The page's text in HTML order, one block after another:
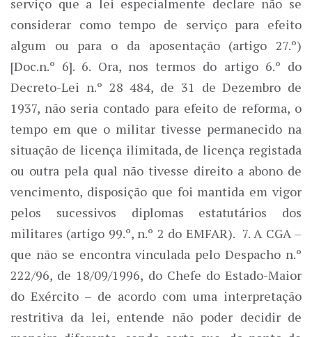
considerar como tempo de serviço para efeito
algum ou para o da aposentação (artigo 27.º)
[Doc.n.º 6]. 6. Ora, nos termos do artigo 6.º do
Decreto-Lei n.º 28 484, de 31 de Dezembro de
1937, não seria contado para efeito de reforma, o
tempo em que o militar tivesse permanecido na
situação de licença ilimitada, de licença registada
ou outra pela qual não tivesse direito a abono de
vencimento, disposição que foi mantida em vigor
pelos sucessivos diplomas estatutários dos
militares (artigo 99.º, n.º 2 do EMFAR). 7. A CGA –
que não se encontra vinculada pelo Despacho n.º
222/96, de 18/09/1996, do Chefe do Estado-Maior
do Exército – de acordo com uma interpretação
restritiva da lei, entende não poder decidir de